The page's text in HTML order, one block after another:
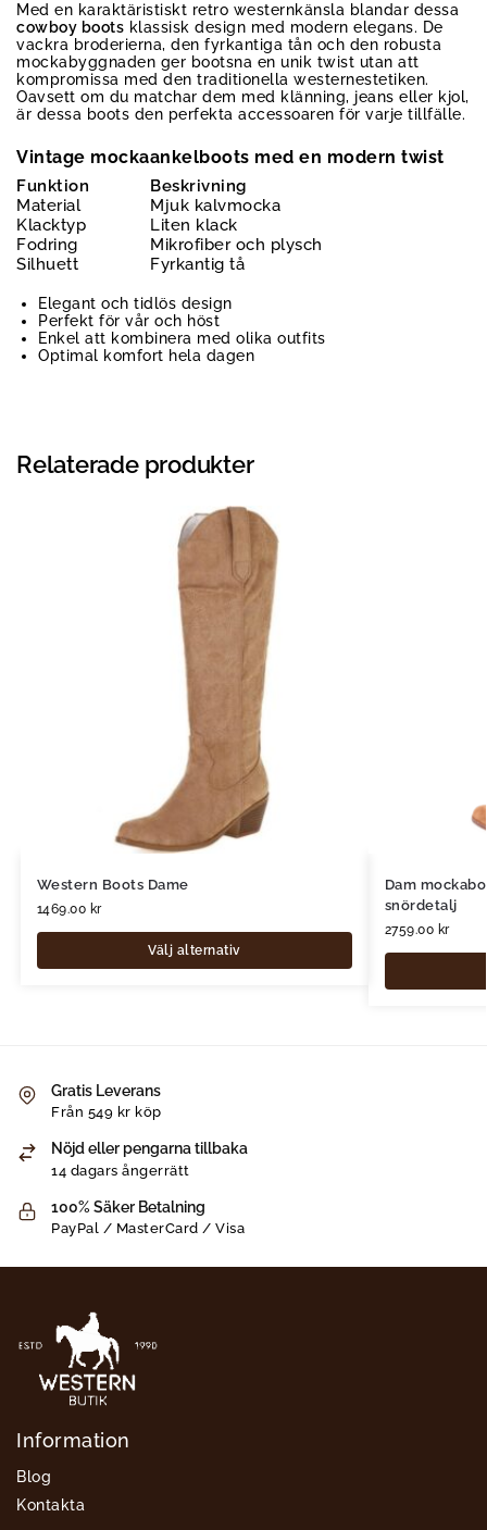
Med en karaktäristiskt retro westernkänsla blandar dessa
cowboy boots klassisk design med modern elegans. De
vackra broderierna, den fyrkantiga tån och den robusta
mockabyggnaden ger bootsna en unik twist utan att
kompromissa med den traditionella westernestetiken.
Oavsett om du matchar dem med klänning, jeans eller kjol,
är dessa boots den perfekta accessoaren för varje tillfälle.
Vintage mockaankelboots med en modern twist
Funktion
Beskrivning
Material
Mjuk kalvmocka
Klacktyp
Liten klack
Fodring
Mikrofiber och plysch
Silhuett
Fyrkantig tå
Elegant och tidlös design
Perfekt för vår och höst
Enkel att kombinera med olika outfits
Optimal komfort hela dagen
Relaterade produkter
Western Boots Dame
1469.00 kr
Välj alternativ
Dam
snördetalj
2759.00 kr
Gratis Leverans
Från 549 kr köp
Nöjd eller pengarna tillbaka
14 dagars ångerrätt
100% Säker Betalning
PayPal / MasterCard / Visa
Information
Blog
Kontakta